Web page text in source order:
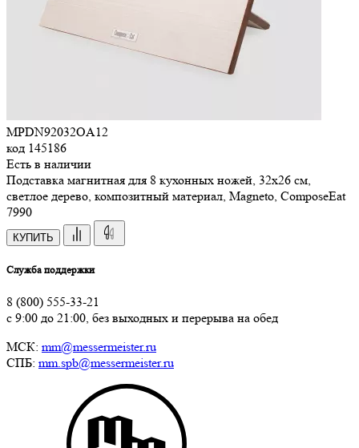
MPDN92032OA12
код 145186
Есть в наличии
Подставка магнитная для 8 кухонных ножей, 32х26 см,
светлое дерево, композитный материал, Magneto, ComposeEat
7990
КУПИТЬ
Служба поддержки
8 (800) 555-33-21
с 9:00 до 21:00, без выходных и перерыва на обед
МСК: mm@messermeister.ru
СПБ: mm.spb@messermeister.ru